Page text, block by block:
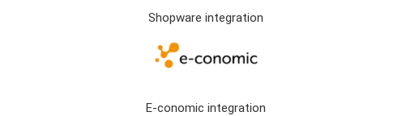
Shopware integration
E-conomic integration